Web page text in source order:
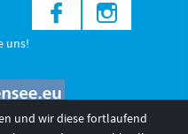
uns!
und wir diese fortlaufend